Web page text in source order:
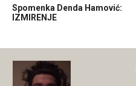
Spomenka Denda Hamović:
IZMIRENJE